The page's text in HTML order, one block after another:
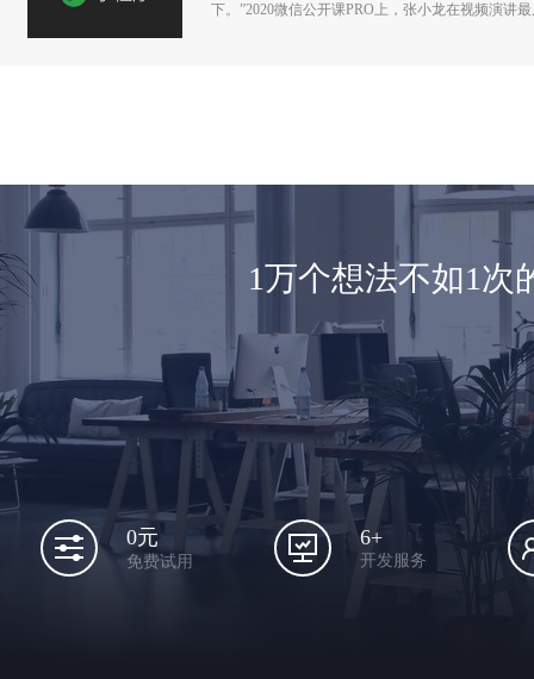
下。”2020微信公开课PRO上，张小龙在视频演讲
1万个想法不如1次
0元
免费试用
6+
开发服务